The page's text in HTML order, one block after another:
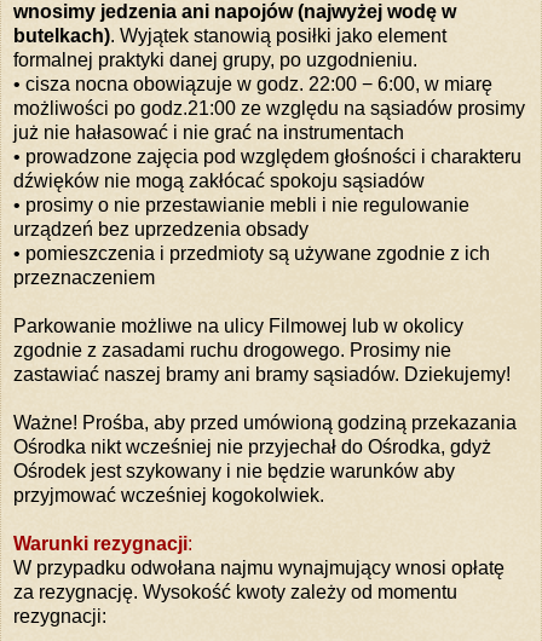
wnosimy jedzenia ani napojów (najwyżej wodę w
butelkach). Wyjątek stanowią posiłki jako element
formalnej praktyki danej grupy, po uzgodnieniu.
• cisza nocna obowiązuje w godz. 22:00 − 6:00, w miarę
możliwości po godz.21:00 ze względu na sąsiadów prosimy
już nie hałasować i nie grać na instrumentach
• prowadzone zajęcia pod względem głośności i charakteru
dźwięków nie mogą zakłócać spokoju sąsiadów
• prosimy o nie przestawianie mebli i nie regulowanie
urządzeń bez uprzedzenia obsady
• pomieszczenia i przedmioty są używane zgodnie z ich
przeznaczeniem
Parkowanie możliwe na ulicy Filmowej lub w okolicy
zgodnie z zasadami ruchu drogowego. Prosimy nie
zastawiać naszej bramy ani bramy sąsiadów. Dziekujemy!
Ważne! Prośba, aby przed umówioną godziną przekazania
Ośrodka nikt wcześniej nie przyjechał do Ośrodka, gdyż
Ośrodek jest szykowany i nie będzie warunków aby
przyjmować wcześniej kogokolwiek.
Warunki rezygnacji:
W przypadku odwołana najmu wynajmujący wnosi opłatę
za rezygnację. Wysokość kwoty zależy od momentu
rezygnacji: